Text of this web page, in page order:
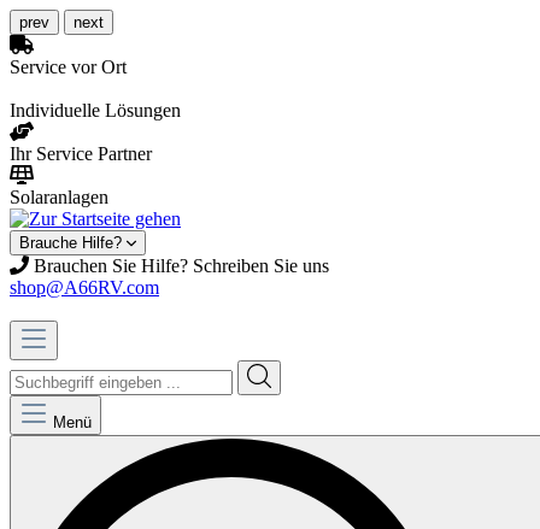
prev next
Service vor Ort
Individuelle Lösungen
Ihr Service Partner
Solaranlagen
Brauche Hilfe?
Brauchen Sie Hilfe? Schreiben Sie uns
shop@A66RV.com
Menü